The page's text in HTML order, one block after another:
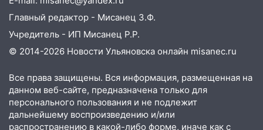
надвигается жара
14:08 Пешеход переходил по «зебре»:
подробности серьезной аварии на
13:30 В Димитровграде на улице
Трудовой горело здание
13:00 Водитель без прав врезался в
Главный редактор - Мисанец З.Ф.
Учредитель - ИП Мисанец Р.Р.
© 2014-2026 Новости Ульяновска онлайн misanec.ru
Все права защищены. Вся информация, размещенная на
данном веб-сайте, предназначена только для
персонального пользования и не подлежит
дальнейшему воспроизведению и/или
распространению в какой-либо форме, иначе как с